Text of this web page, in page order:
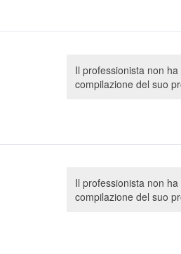
Il professionista non
compilazione del suo
Il professionista non
compilazione del suo